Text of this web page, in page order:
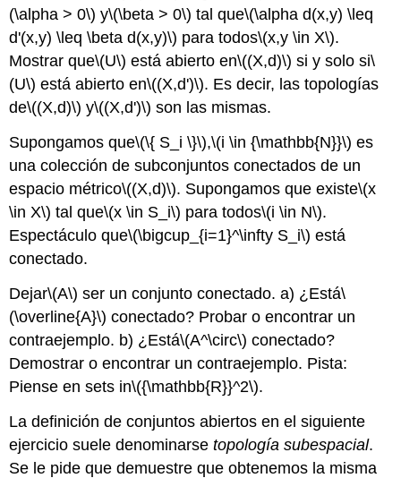
(\alpha > 0\) y\(\beta > 0\) tal que\(\alpha d(x,y) \leq
d'(x,y) \leq \beta d(x,y)\) para todos\(x,y \in X\).
Mostrar que\(U\) está abierto en\((X,d)\) si y solo si\
(U\) está abierto en\((X,d')\). Es decir, las topologías
de\((X,d)\) y\((X,d')\) son las mismas.
Supongamos que\(\{ S_i \}\),\(i \in {\mathbb{N}}\) es
una colección de subconjuntos conectados de un
espacio métrico\((X,d)\). Supongamos que existe\(x
\in X\) tal que\(x \in S_i\) para todos\(i \in N\).
Espectáculo que\(\bigcup_{i=1}^\infty S_i\) está
conectado.
Dejar\(A\) ser un conjunto conectado. a) ¿Está\
(\overline{A}\) conectado? Probar o encontrar un
contraejemplo. b) ¿Está\(A^\circ\) conectado?
Demostrar o encontrar un contraejemplo. Pista:
Piense en sets in\({\mathbb{R}}^2\).
La definición de conjuntos abiertos en el siguiente
ejercicio suele denominarsetopología subespacial.
Se le pide que demuestre que obtenemos la misma